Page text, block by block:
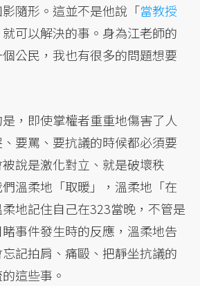
隨形。這並不是他說「當教授
就可以解決的事。身為江老師的
公民，我也有很多的問題想要
，即使掌權者重重地傷害了人
要罵、要抗議的時候都必須要
說是激化對立、就是破壞秩
溫柔地「取暖」，溫柔地「在
地記住自己在323當晚，不管是
事件發生時的反應，溫柔地告
記拍肩、痛毆、把靜坐抗議的
這些事。